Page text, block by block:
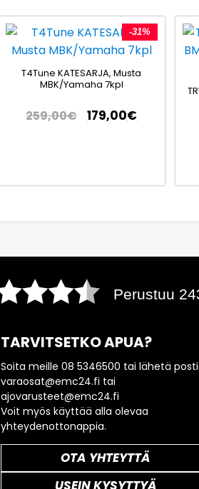
-31%
T4Tune KATESARJA, Musta
MBK/Yamaha 7kpl
259,00€ 179,00€
Perustuu
TARVITSETKO APUA?
Soita meille 08 5346500 tai lähetä
varaosat@emc24.fi tai
ajovarusteet@emc24.fi
Voit myös käyttää alla olevaa
yhteydenottonappia.
OTA YHTEYTTÄ
USEIN KYSYTTYÄ